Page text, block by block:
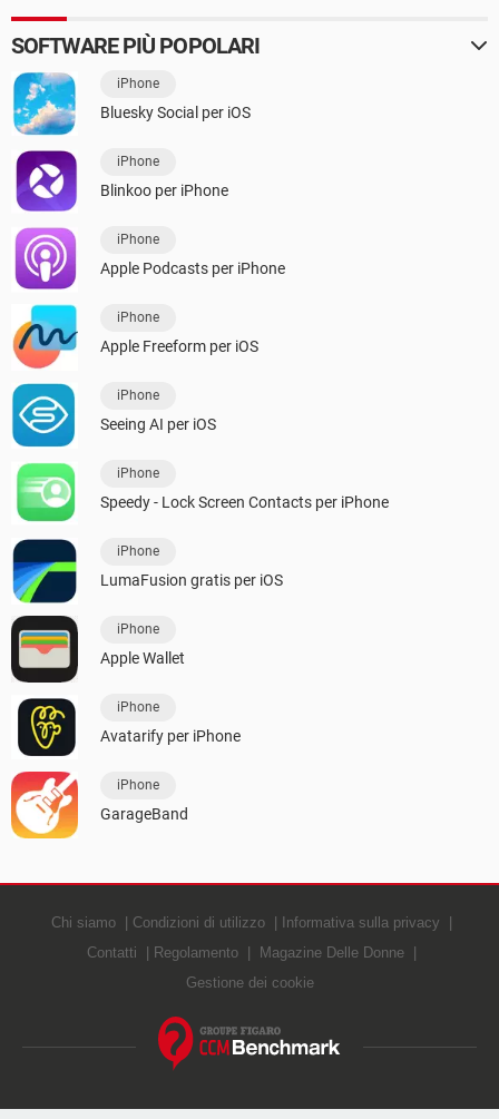
SOFTWARE PIÙ POPOLARI
iPhone
Bluesky Social per iOS
iPhone
Blinkoo per iPhone
iPhone
Apple Podcasts per iPhone
iPhone
Apple Freeform per iOS
iPhone
Seeing AI per iOS
iPhone
Speedy - Lock Screen Contacts per iPhone
iPhone
LumaFusion gratis per iOS
iPhone
Apple Wallet
iPhone
Avatarify per iPhone
iPhone
GarageBand
Chi siamo Condizioni di utilizzo
Informativa sulla privacy
Contatti
Regolamento
Magazine Delle Donne
Gestione dei cookie